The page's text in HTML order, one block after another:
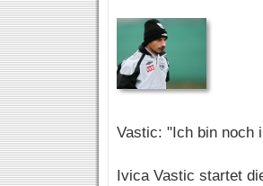
Vastic: "Ich bin noch
Ivica Vastic startet